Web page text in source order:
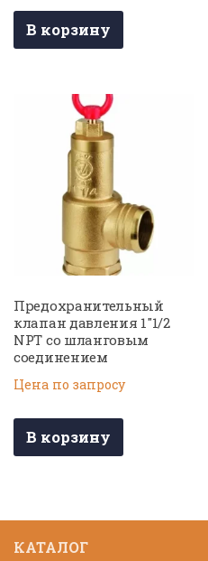
В корзину
Предохранительный
клапан давления 1″1/2
NPT со шланговым
соединением
Цена по запросу
В корзину
КАТАЛОГ